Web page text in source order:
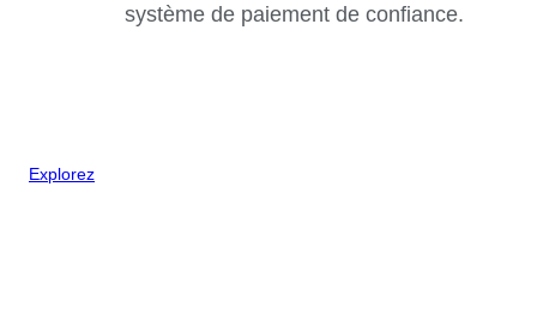
système de paiement de confiance.
Explorez